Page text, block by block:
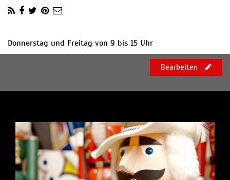
Donnerstag und Freitag von 9 bis 15 Uhr
Bearbeiten